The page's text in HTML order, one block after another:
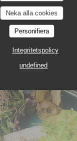
Neka alla cookies
Personifiera
Integritetspolicy
undefined